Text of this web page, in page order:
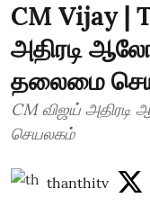
CM Vijay |
அதிரடி
தலைமை
CM விஜய்
செயலகம்
thanthitv